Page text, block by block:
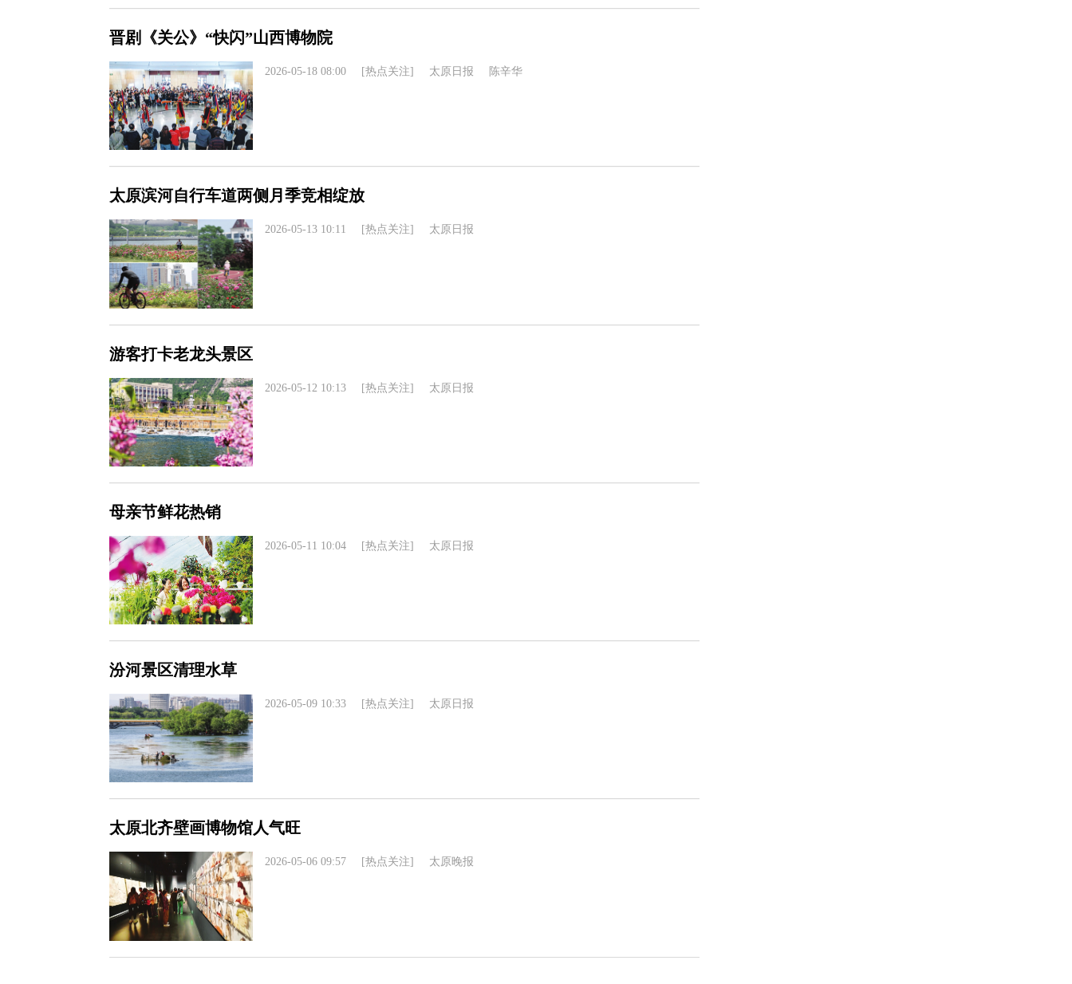
晋剧《关公》“快闪”山西博物院
2026-05-18 08:00 [热点关注] 太原日报 陈辛华
太原滨河自行车道两侧月季竞相绽放
2026-05-13 10:11 [热点关注] 太原日报
游客打卡老龙头景区
2026-05-12 10:13 [热点关注] 太原日报
母亲节鲜花热销
2026-05-11 10:04 [热点关注] 太原日报
汾河景区清理水草
2026-05-09 10:33 [热点关注] 太原日报
太原北齐壁画博物馆人气旺
2026-05-06 09:57 [热点关注] 太原晚报